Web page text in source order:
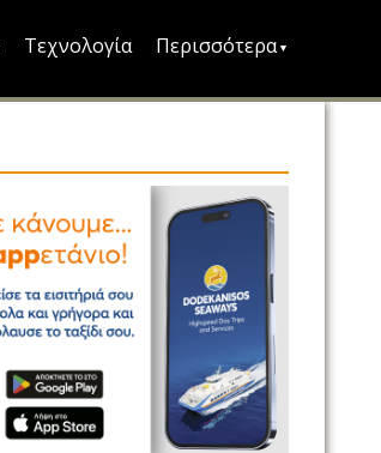
Τεχνολογία Περισσότερα